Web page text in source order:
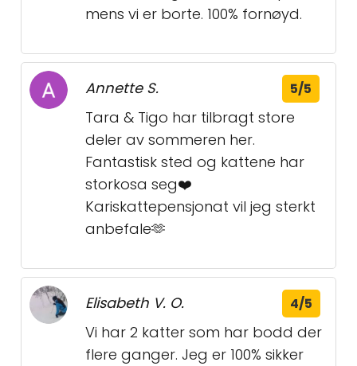
mens vi er borte. 100% fornøyd.
Annette S. 5/5
Tara & Tigo har tilbragt store
deler av sommeren her.
Fantastisk sted og kattene har
storkosa seg❤️
Kariskattepensjonat vil jeg sterkt
anbefale🫶
Elisabeth V. O. 4/5
Vi har 2 katter som har bodd der
flere ganger. Jeg er 100% sikker